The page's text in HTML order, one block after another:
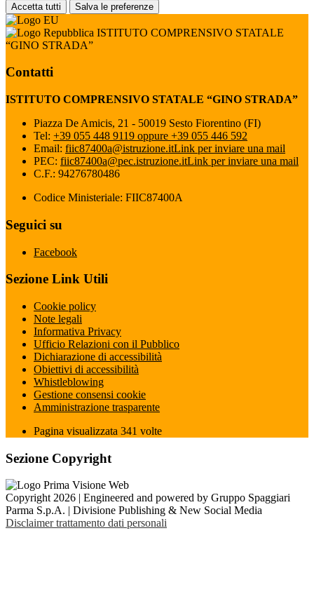
Accetta tutti Salva le preferenze
ISTITUTO COMPRENSIVO STATALE
“GINO STRADA”
Contatti
ISTITUTO COMPRENSIVO STATALE “GINO STRADA”
Piazza De Amicis, 21 - 50019 Sesto Fiorentino (FI)
Tel: +39 055 448 9119 oppure +39 055 446 592
Email: fiic87400a@istruzione.itLink per inviare una mail
PEC: fiic87400a@pec.istruzione.itLink per inviare una mail
C.F.: 94276780486
Codice Ministeriale: FIIC87400A
Seguici su
Facebook
Sezione Link Utili
Cookie policy
Note legali
Informativa Privacy
Ufficio Relazioni con il Pubblico
Dichiarazione di accessibilità
Obiettivi di accessibilità
Whistleblowing
Gestione consensi cookie
Amministrazione trasparente
Pagina visualizzata 341 volte
Sezione Copyright
Copyright 2026 | Engineered and powered by Gruppo Spaggiari
Parma S.p.A. | Divisione Publishing & New Social Media
Disclaimer trattamento dati personali